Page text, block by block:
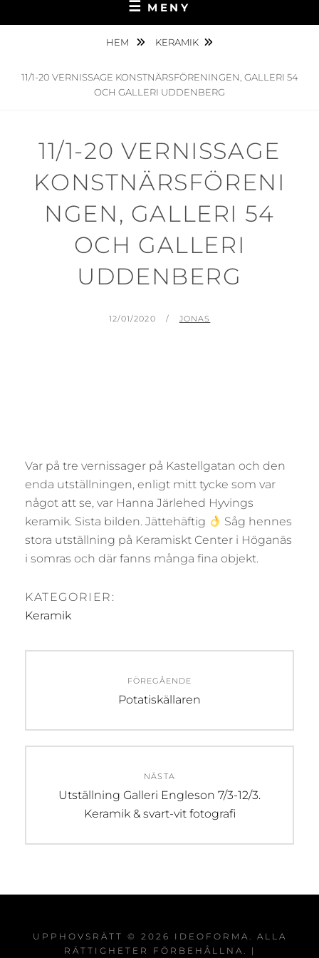
MENY
HEM KERAMIK
11/1-20 VERNISSAGE KONSTNÄRSFÖRENINGEN, GALLERI 54
OCH GALLERI UDDENBERG
11/1-20 VERNISSAGE
KONSTNÄRSFÖRENI
NGEN, GALLERI 54
OCH GALLERI
UDDENBERG
PUBLICERAT
12/01/2020 AV
JONAS
Var på tre vernissager på Kastellgatan och den
enda utställningen, enligt mitt tycke som var
något att se, var Hanna Järlehed Hyvings
keramik. Sista bilden. Jättehäftig
Såg hennes
stora utställning på Keramiskt Center i Höganäs
i somras och där fanns många fina objekt.
KATEGORIER:
Keramik
FÖREGÅENDE
Föregående
Potatiskällaren
NÄSTA
Nästa
inlägg:
Utställning Galleri Engleson 7/3-12/3.
Keramik & svart-vit fotografi
UPPHOVSRÄTT © 2026 IDEOFORMA. ALLA
RÄTTIGHETER FÖRBEHÅLLNA. |